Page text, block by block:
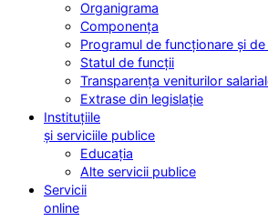
Organigrama
Componența
Programul de funcționare și
Statul de funcții
Transparența veniturilor
Extrase din legislație
Instituțiile
și serviciile publice
Educația
Alte servicii publice
Servicii
online